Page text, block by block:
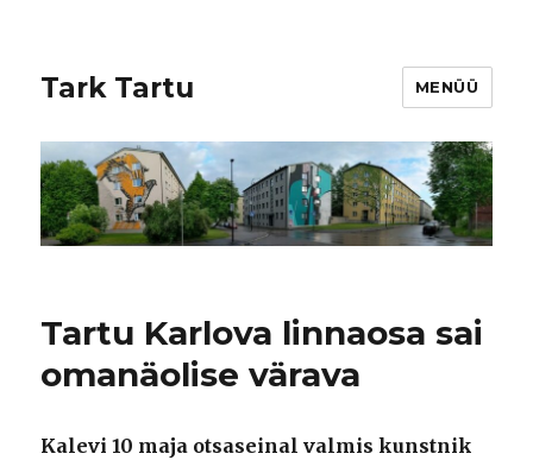
Tark Tartu MENÜÜ
Tartu Karlova linnaosa sai
omanäolise värava
Kalevi 10 maja otsaseinal valmis kunstnik